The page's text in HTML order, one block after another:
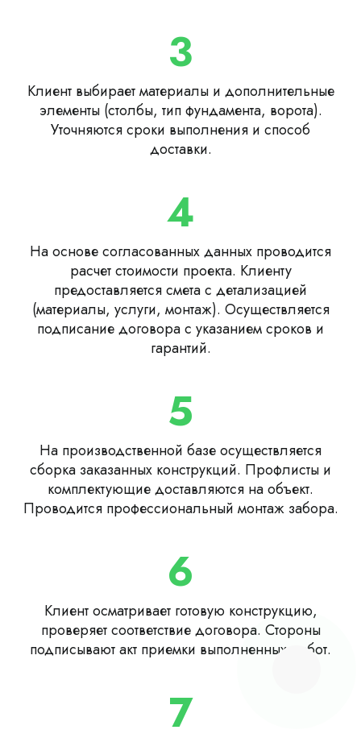
3
Клиент выбирает материалы и дополнительные
элементы (столбы, тип фундамента, ворота).
Уточняются сроки выполнения и способ
доставки.
4
На основе согласованных данных проводится
расчет стоимости проекта. Клиенту
предоставляется смета с детализацией
(материалы, услуги, монтаж). Осуществляется
подписание договора с указанием сроков и
гарантий.
5
На производственной базе осуществляется
сборка заказанных конструкций. Профлисты и
комплектующие доставляются на объект.
Проводится профессиональный монтаж забора.
6
Клиент осматривает готовую конструкцию,
проверяет соответствие договора. Стороны
подписывают акт приемки выполненных работ.
7